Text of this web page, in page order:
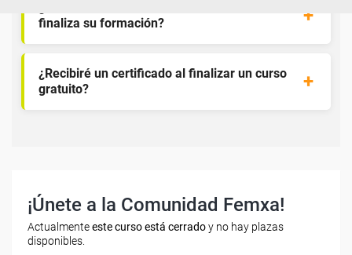
finaliza su formación?
¿Recibiré un certificado al finalizar un curso
gratuito?
¡Únete a la Comunidad Femxa!
Actualmenteeste curso está cerradoy no hay plazas
disponibles.